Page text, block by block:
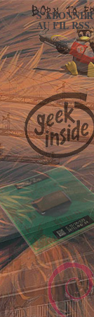
S'ABONNER
AU FIL RSS